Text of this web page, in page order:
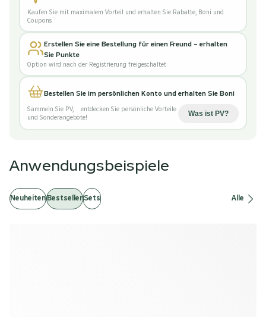
Kaufen Sie mit maximalem Vorteil und erhalten Sie Rabatte, Boni und
Coupons
Erstellen Sie eine Bestellung für einen Freund – erhalten
Sie Punkte
Option wird nach der Registrierung freigeschaltet
Bestellen Sie im persönlichen Konto und erhalten Sie Boni
Sammeln Sie PV,
entdecken Sie persönliche Vorteile
und Sonderangebote!
Was ist PV?
Anwendungsbeispiele
NeuheitenBestsellerSets Alle